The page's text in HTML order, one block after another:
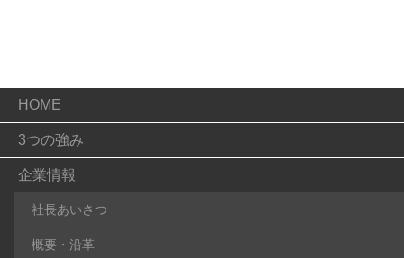
HOME
3つの強み
企業情報
社長あいさつ
概要・沿革